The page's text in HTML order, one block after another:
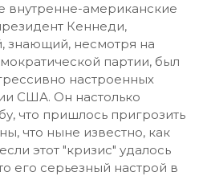
внутренне-американские
Кеннеди,
знающий, несмотря на
партии, был
настроенных
США. Он настолько
что пришлось пригрозить
что ныне известно, как
этот "кризис" удалось
его серьезный настрой в